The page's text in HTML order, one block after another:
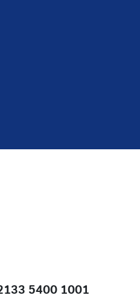
5400 1001